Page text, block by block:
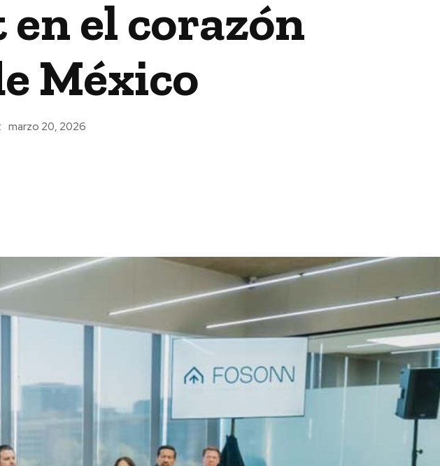
el corazón
México
marzo 20, 2026